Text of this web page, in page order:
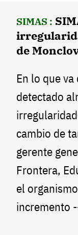
SIMAS :
de
En lo que
detectado
cambio de
gerente
Frontera,
el
incremento